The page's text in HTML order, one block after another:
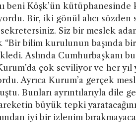
beni Köşk’ün kütüphanesinde
Bir, iki gönül alıcı
Siz bir meslek
“Bir bilim kurulunun başında
Aslında Cumhurbaşkanı
çok seviliyor ve her yıl
Ayrıca Kurum’a gerçek
Bunları ayrıntılarıyla dile
büyük tepki
iyi bir izlenim